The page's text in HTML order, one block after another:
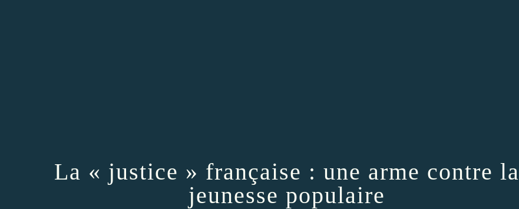
La « justice » française : une arme contre la
jeunesse populaire